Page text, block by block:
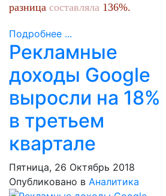
разница составляла 136%.
Подробнее ...
Рекламные
доходы Google
выросли на 18%
в третьем
квартале
Пятница, 26 Октябрь 2018
Опубликовано в Аналитика